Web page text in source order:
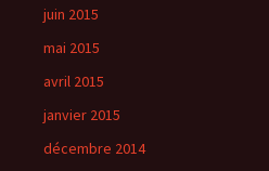
juin 2015
mai 2015
avril 2015
janvier 2015
décembre 2014